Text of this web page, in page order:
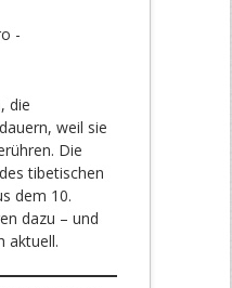
die
weil sie
Die
tibetischen
dem 10.
dazu – und
aktuell.